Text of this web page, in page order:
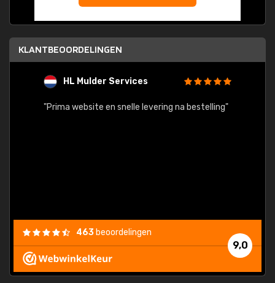
KLANTBEOORDELINGEN
HL Mulder Services
"Prima website en snelle levering na bestelling"
9,0
463 beoordelingen